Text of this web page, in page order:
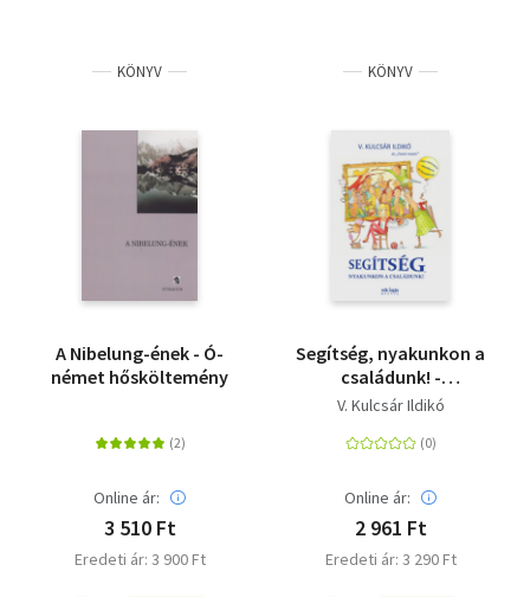
KÖNYV
A Nibelung-ének - Ó-
német hősköltemény
Online ár:
3 510 Ft
Eredeti ár: 3 900 Ft
KÖNYV
Segítség, nyakunkon a
családunk! -
Szeretetiskola -
haladóknak
V. Kulcsár Ildikó
Online ár:
2 961 Ft
Eredeti ár: 3 290 Ft